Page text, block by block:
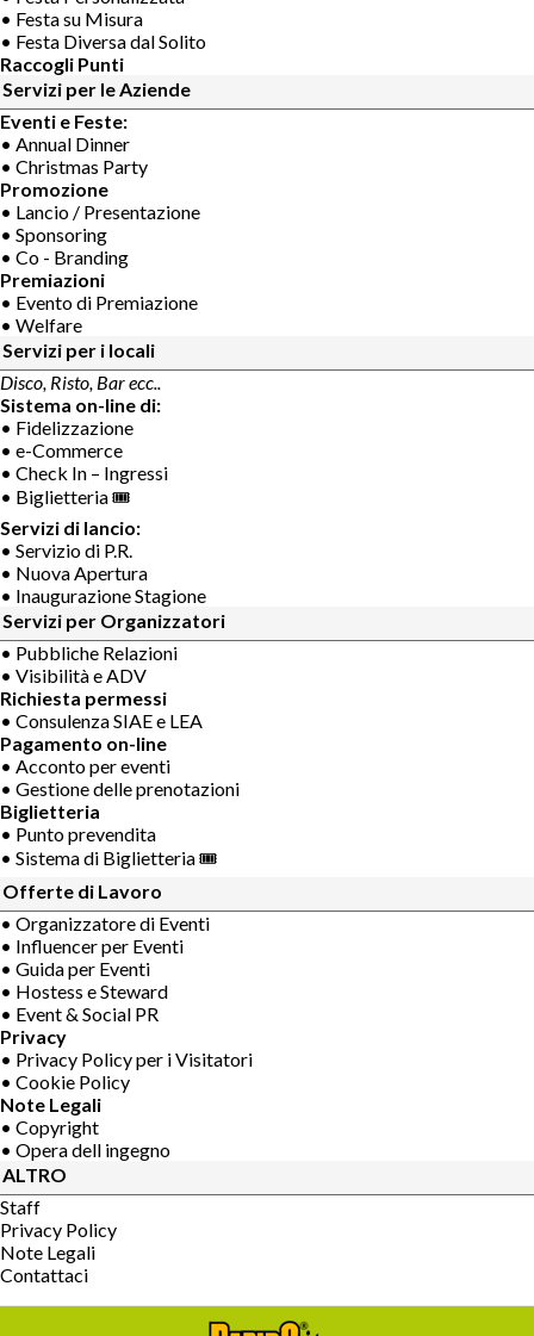
• Festa su Misura
• Festa Diversa dal Solito
Raccogli Punti
Servizi per le Aziende
Eventi e Feste:
• Annual Dinner
• Christmas Party
Promozione
• Lancio / Presentazione
• Sponsoring
• Co - Branding
Premiazioni
• Evento di Premiazione
• Welfare
Servizi per i locali
Disco, Risto, Bar ecc..
Sistema on-line di:
• Fidelizzazione
• e-Commerce
• Check In – Ingressi
• Biglietteria 🎟
Servizi di lancio:
• Servizio di P.R.
• Nuova Apertura
• Inaugurazione Stagione
Servizi per Organizzatori
• Pubbliche Relazioni
• Visibilità e ADV
Richiesta permessi
• Consulenza SIAE e LEA
Pagamento on-line
• Acconto per eventi
• Gestione delle prenotazioni
Biglietteria
• Punto prevendita
• Sistema di Biglietteria 🎟
Offerte di Lavoro
• Organizzatore di Eventi
• Influencer per Eventi
• Guida per Eventi
• Hostess e Steward
• Event & Social PR
Privacy
• Privacy Policy per i Visitatori
• Cookie Policy
Note Legali
• Copyright
• Opera dell ingegno
ALTRO
Staff
Privacy Policy
Note Legali
Contattaci